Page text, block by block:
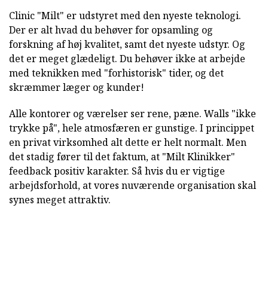
Clinic "Milt" er udstyret med den nyeste teknologi.
Der er alt hvad du behøver for opsamling og
forskning af høj kvalitet, samt det nyeste udstyr. Og
det er meget glædeligt. Du behøver ikke at arbejde
med teknikken med "forhistorisk" tider, og det
skræmmer læger og kunder!
Alle kontorer og værelser ser rene, pæne. Walls "ikke
trykke på", hele atmosfæren er gunstige. I princippet
en privat virksomhed alt dette er helt normalt. Men
det stadig fører til det faktum, at "Milt Klinikker"
feedback positiv karakter. Så hvis du er vigtige
arbejdsforhold, at vores nuværende organisation skal
synes meget attraktiv.